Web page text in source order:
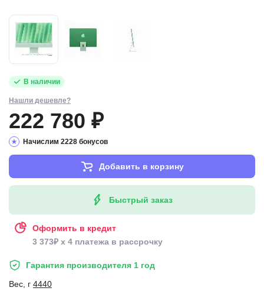
Гарантия производителя 1 год
Вес, г 4440
В наличии
Нашли дешевле?
222 780 ₽
Начислим 2228 бонусов
Добавить в корзину
Быстрый заказ
Оформить в кредит
3 373₽ x 4 платежа в рассрочку